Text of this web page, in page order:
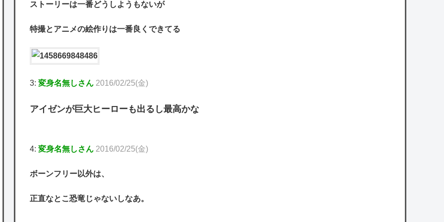
ストーリーは一番どうしようもないが
特撮とアニメの絵作りは一番良くできてる
3: 変身名無しさん 2016/02/25(金)
アイゼンが巨大ヒーローも出るし最高かな
4: 変身名無しさん 2016/02/25(金)
ボーンフリー以外は、
正直なとこ恐竜じゃないしなあ。